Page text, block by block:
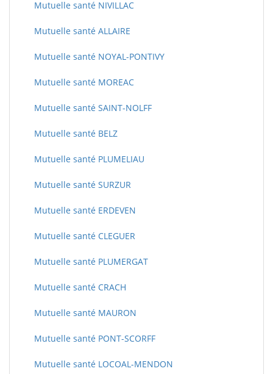
Mutuelle santé NIVILLAC
Mutuelle santé ALLAIRE
Mutuelle santé NOYAL-PONTIVY
Mutuelle santé MOREAC
Mutuelle santé SAINT-NOLFF
Mutuelle santé BELZ
Mutuelle santé PLUMELIAU
Mutuelle santé SURZUR
Mutuelle santé ERDEVEN
Mutuelle santé CLEGUER
Mutuelle santé PLUMERGAT
Mutuelle santé CRACH
Mutuelle santé MAURON
Mutuelle santé PONT-SCORFF
Mutuelle santé LOCOAL-MENDON